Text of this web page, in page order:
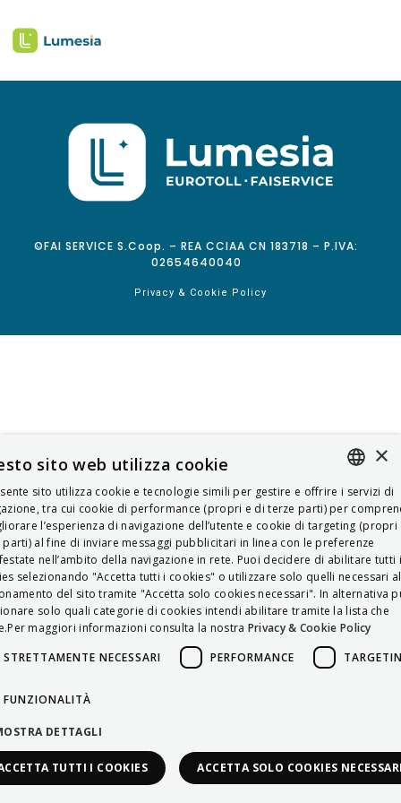
©FAI SERVICE S.Coop. – REA CCIAA CN 183718 – P.IVA:
02654640040
Privacy & Cookie Policy
ITALIAN
ENGLISH
FRENCH
HUNGARIAN
DEUTSCH
POLSKI
×
sito web utilizza cookie
sito utilizza cookie e tecnologie simili per gestire e offrire i servizi di
tra cui cookie di performance (propri e di terze parti) per
l’esperienza di navigazione dell’utente e cookie di targeting (propri
parti) al fine di inviare messaggi pubblicitari in linea con le preferenze
nell’ambito della navigazione in rete. Puoi decidere di abilitare tutti i
selezionando "Accetta tutti i cookies" o utilizzare solo quelli necessari al
del sito tramite "Accetta solo cookies necessari". In alternativa
solo quali categorie di cookies intendi abilitare tramite la lista che
maggiori informazioni consulta la nostra Privacy & Cookie Policy
STRETTAMENTE NECESSARI
PERFORMANCE
FUNZIONALITÀ
DETTAGLI
TUTTI I COOKIES ACCETTA SOLO COOKIES